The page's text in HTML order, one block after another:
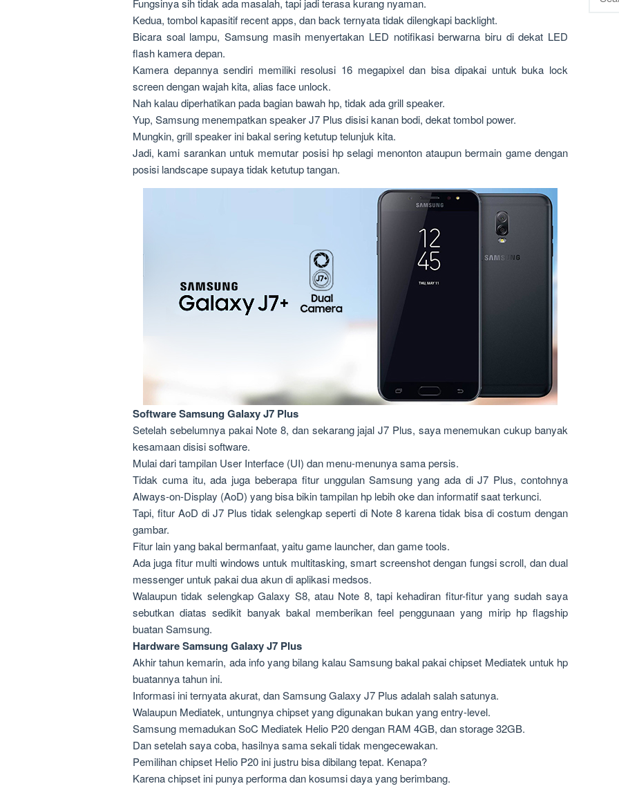
Fungsinya sih tidak ada masalah, tapi jadi terasa kurang nyaman.
Kedua, tombol kapasitif recent apps, dan back ternyata tidak dilengkapi backlight.
Bicara soal lampu, Samsung masih menyertakan LED notifikasi berwarna biru di dekat LED
flash kamera depan.
Kamera depannya sendiri memiliki resolusi 16 megapixel dan bisa dipakai untuk buka lock
screen dengan wajah kita, alias face unlock.
Nah kalau diperhatikan pada bagian bawah hp, tidak ada grill speaker.
Yup, Samsung menempatkan speaker J7 Plus disisi kanan bodi, dekat tombol power.
Mungkin, grill speaker ini bakal sering ketutup telunjuk kita.
Jadi, kami sarankan untuk memutar posisi hp selagi menonton ataupun bermain game dengan
posisi landscape supaya tidak ketutup tangan.
Software Samsung Galaxy J7 Plus
Setelah sebelumnya pakai Note 8, dan sekarang jajal J7 Plus, saya menemukan cukup banyak
kesamaan disisi software.
Mulai dari tampilan User Interface (UI) dan menu-menunya sama persis.
Tidak cuma itu, ada juga beberapa fitur unggulan Samsung yang ada di J7 Plus, contohnya
Always-on-Display (AoD) yang bisa bikin tampilan hp lebih oke dan informatif saat terkunci.
Tapi, fitur AoD di J7 Plus tidak selengkap seperti di Note 8 karena tidak bisa di costum dengan
gambar.
Fitur lain yang bakal bermanfaat, yaitu game launcher, dan game tools.
Ada juga fitur multi windows untuk multitasking, smart screenshot dengan fungsi scroll, dan dual
messenger untuk pakai dua akun di aplikasi medsos.
Walaupun tidak selengkap Galaxy S8, atau Note 8, tapi kehadiran fitur-fitur yang sudah saya
sebutkan diatas sedikit banyak bakal memberikan feel penggunaan yang mirip hp flagship
buatan Samsung.
Hardware Samsung Galaxy J7 Plus
Akhir tahun kemarin, ada info yang bilang kalau Samsung bakal pakai chipset Mediatek untuk hp
buatannya tahun ini.
Informasi ini ternyata akurat, dan Samsung Galaxy J7 Plus adalah salah satunya.
Walaupun Mediatek, untungnya chipset yang digunakan bukan yang entry-level.
Samsung memadukan SoC Mediatek Helio P20 dengan RAM 4GB, dan storage 32GB.
Dan setelah saya coba, hasilnya sama sekali tidak mengecewakan.
Pemilihan chipset Helio P20 ini justru bisa dibilang tepat. Kenapa?
Karena chipset ini punya performa dan kosumsi daya yang berimbang.
for: